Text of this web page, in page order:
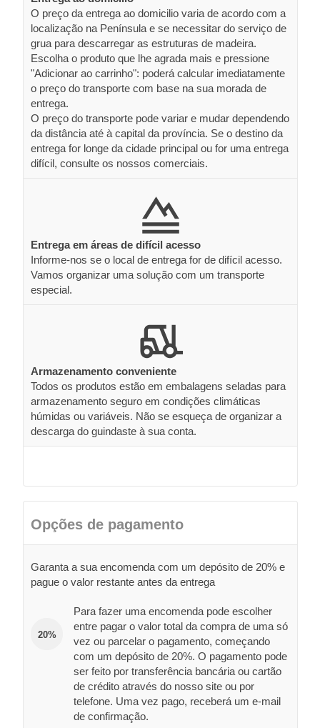
O preço da entrega ao domicilio varia de acordo com a
localização na Península e se necessitar do serviço de
grua para descarregar as estruturas de madeira.
Escolha o produto que lhe agrada mais e pressione
"Adicionar ao carrinho": poderá calcular imediatamente
o preço do transporte com base na sua morada de
entrega.
O preço do transporte pode variar e mudar dependendo
da distância até à capital da província. Se o destino da
entrega for longe da cidade principal ou for uma entrega
difícil, consulte os nossos comerciais.
Entrega em áreas de difícil acesso
Informe-nos se o local de entrega for de difícil acesso.
Vamos organizar uma solução com um transporte
especial.
Armazenamento conveniente
Todos os produtos estão em embalagens seladas para
armazenamento seguro em condições climáticas
húmidas ou variáveis. Não se esqueça de organizar a
descarga do guindaste à sua conta.
Opções de pagamento
Garanta a sua encomenda com um depósito de 20% e
pague o valor restante antes da entrega
20%
Para fazer uma encomenda pode escolher
entre pagar o valor total da compra de uma só
vez ou parcelar o pagamento, começando
com um depósito de 20%. O pagamento pode
ser feito por transferência bancária ou cartão
de crédito através do nosso site ou por
telefone. Uma vez pago, receberá um e-mail
de confirmação.